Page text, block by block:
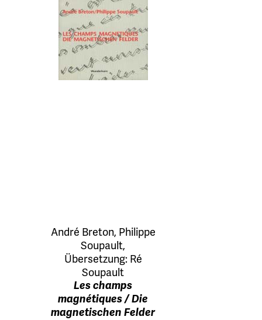
André Breton, Philippe
Soupault,
Übersetzung: Ré
Soupault
Les champs
magnétiques / Die
magnetischen Felder